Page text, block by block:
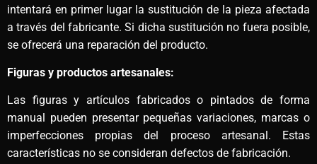
intentará en primer lugar la sustitución de la pieza afectada
a través del fabricante. Si dicha sustitución no fuera posible,
se ofrecerá una reparación del producto.
Figuras y productos artesanales:
Las figuras y artículos fabricados o pintados de forma
manual pueden presentar pequeñas variaciones, marcas o
imperfecciones propias del proceso artesanal. Estas
características no se consideran defectos de fabricación.